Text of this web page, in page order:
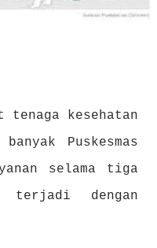
tenaga kesehatan
Puskesmas
selama tiga
dengan